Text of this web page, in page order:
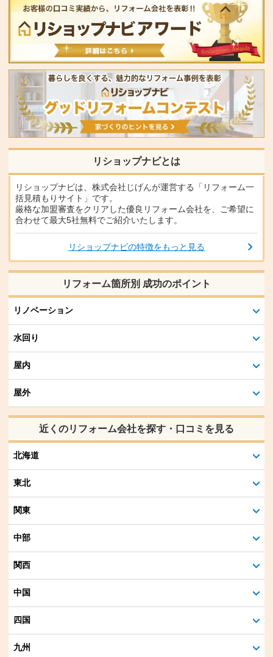
リショップナビとは
リショップナビは、株式会社じげんが運営する「リフォーム一
括見積もりサイト」です。
厳格な加盟審査をクリアした優良リフォーム会社を、ご希望に
合わせて最大5社無料でご紹介いたします。
リショップナビの特徴をもっと見る
リフォーム箇所別 成功のポイント
リノベーション
水回り
屋内
屋外
近くのリフォーム会社を探す・口コミを見る
北海道
東北
関東
中部
関西
中国
四国
九州